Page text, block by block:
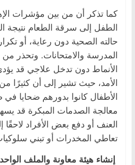
كما تذكر أن من بين مؤشرات
الطفل إلى سرقة الطعام نتيجة
حالته الصحية دون رعاية، أو
المدرسة والامتحانات. وتحذر
الأنماط دون تدخل علاجي قد
الأمد، حيث تشير إلى أن كثيرًا
الأطفال كانوا بدورهم ضحايا
معالجة الصدمات المبكرة قد
العنف أو دفع بعض الأفراد لاحقًا
تعاطي المخدرات أو تبني
إنشاء هيئة معاونة والملف